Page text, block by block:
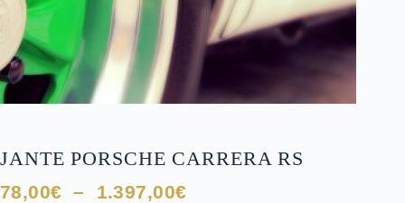
JANTE PORSCHE CARRERA RS
78,00€ – 1.397,00€Plage